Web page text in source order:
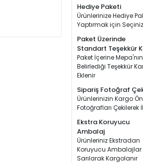
Hediye Paketi
Ürünlerinize Hediye
Yaptırmak için Seçiniz
Paket Üzerinde
Standart Teşekkür
Paket İçerine Mepa'nın
Belirlediği Teşekkür
Eklenir
Sipariş Fotoğraf
Ürünlerinizin Kargo
Fotoğrafları Çekilerek
Ekstra Koruyucu
Ambalaj
Ürünleriniz Ekstradan
Koruyucu Ambalajlar
Sarılarak Kargolanır